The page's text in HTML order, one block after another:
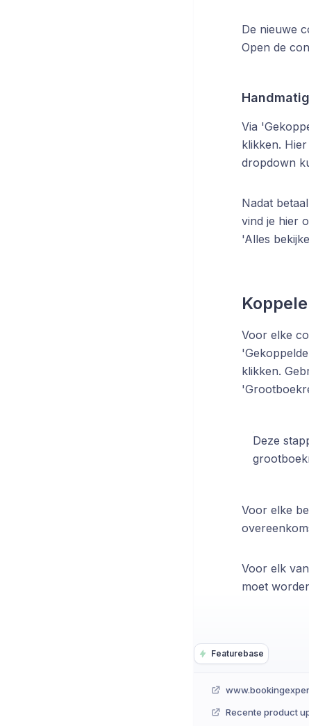
Featurebase
Recente product
De nieuwe
Open de
Via
klikken.
dropdown
Nadat
vind je hier
'Alles
Voor elke
klikken.
Deze
Voor elke
Voor elk
moet